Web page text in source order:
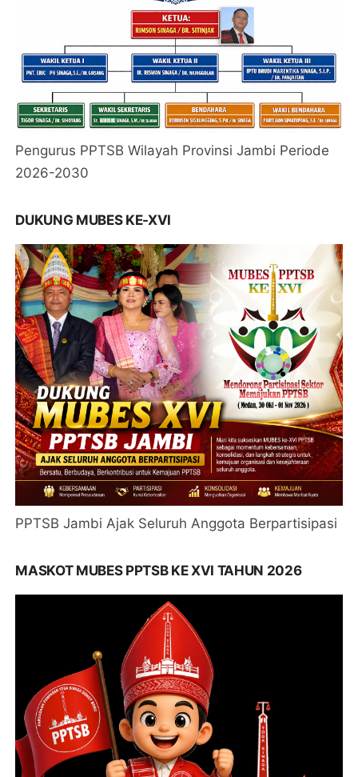
Pengurus PPTSB Wilayah Provinsi Jambi Periode
2026-2030
DUKUNG MUBES KE-XVI
PPTSB Jambi Ajak Seluruh Anggota Berpartisipasi
MASKOT MUBES PPTSB KE XVI TAHUN 2026